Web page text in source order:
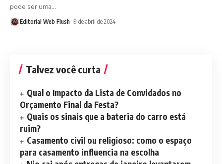
pode ser uma…
Editorial Web Flush 9 de abril de 2024
Talvez você curta
Qual o Impacto da Lista de Convidados no
Orçamento Final da Festa?
Quais os sinais que a bateria do carro está
ruim?
Casamento civil ou religioso: como o espaço
para casamento influencia na escolha